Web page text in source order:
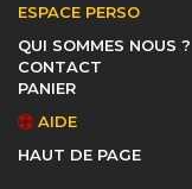
ESPACE PERSO
QUI SOMMES NOUS ?
CONTACT
PANIER
AIDE
HAUT DE PAGE